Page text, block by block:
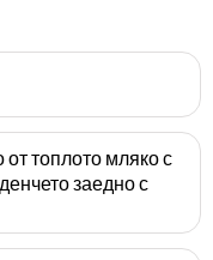
топлото мляко с
заедно с